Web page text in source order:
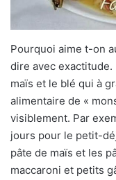
Pourquoi aime t-on
dire avec exactitude.
maïs et le blé qui à
alimentaire de «
visiblement. Par
jours pour le petit-
pâte de maïs et les
maccaroni et petits